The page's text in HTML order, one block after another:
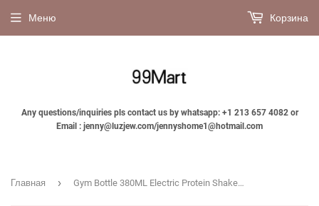
Any questions/inquiries pls contact us by whatsapp: +1 213 657 4082 or
Email : jenny@luzjew.com/jennyshome1@hotmail.com
Меню Корзина
Главная › Gym Bottle 380ML Electric Protein Shaker Bottle Mixer Coffee Milk Stirring Cup Portable Automatic Mixing Cups for Men Women BPA-free Batt